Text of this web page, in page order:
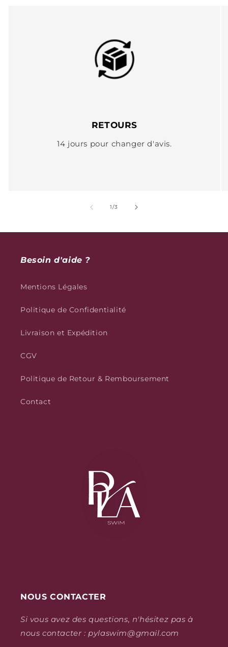
RETOURS
14 jours pour changer d'avis.
1/de
3
Besoin d'aide ?
Mentions Légales
Politique de Confidentialité
Livraison et Expédition
CGV
Politique de Retour & Remboursement
Contact
NOUS CONTACTER
Si vous avez des questions, n'hésitez pas à
nous contacter : pylaswim@gmail.com